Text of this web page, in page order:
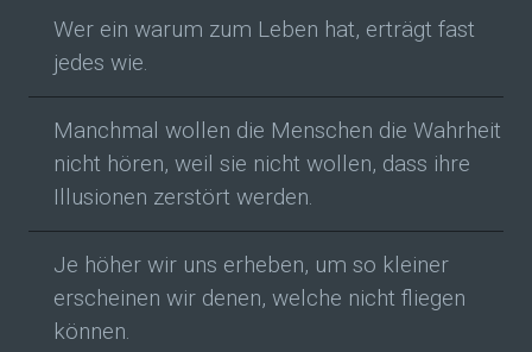
Wer ein warum zum Leben hat, erträgt fast
jedes wie.
Manchmal wollen die Menschen die Wahrheit
nicht hören, weil sie nicht wollen, dass ihre
Illusionen zerstört werden.
Je höher wir uns erheben, um so kleiner
erscheinen wir denen, welche nicht fliegen
können.